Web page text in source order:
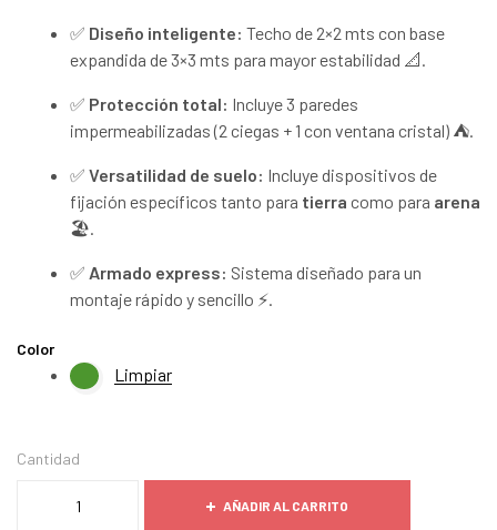
✅ Diseño inteligente: Techo de 2×2 mts con base
expandida de 3×3 mts para mayor estabilidad 📐.
✅ Protección total: Incluye 3 paredes
impermeabilizadas (2 ciegas + 1 con ventana cristal) ⛺.
✅ Versatilidad de suelo: Incluye dispositivos de
fijación específicos tanto para tierra como para arena
🏖️.
✅ Armado express: Sistema diseñado para un
montaje rápido y sencillo ⚡.
Color
Limpiar
Cantidad
AÑADIR AL CARRITO